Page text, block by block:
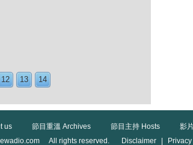
12 13 14
us 節目重溫 Archives 節目主持 Hosts
影
All rights reserved.
Disclaimer Privacy